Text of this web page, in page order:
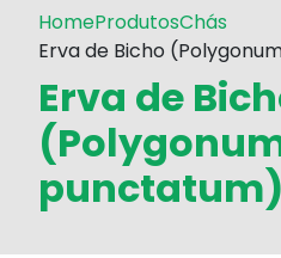
HomeProdutosChás
Erva de Bicho
Erva de